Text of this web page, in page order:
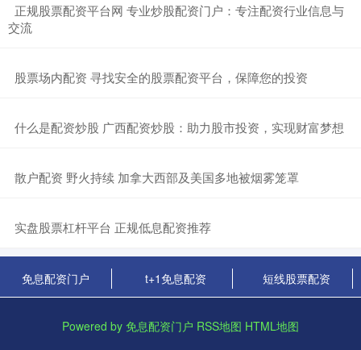
​正规股票配资平台网 专业炒股配资门户：专注配资行业信息与
交流
​股票场内配资 寻找安全的股票配资平台，保障您的投资
​什么是配资炒股 广西配资炒股：助力股市投资，实现财富梦想
​散户配资 野火持续 加拿大西部及美国多地被烟雾笼罩
​实盘股票杠杆平台 正规低息配资推荐
免息配资门户 t+1免息配资 短线股票配资
Powered by 免息配资门户 RSS地图 HTML地图